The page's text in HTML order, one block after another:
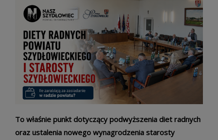
To właśnie punkt dotyczący podwyższenia diet radnych
oraz ustalenia nowego wynagrodzenia starosty